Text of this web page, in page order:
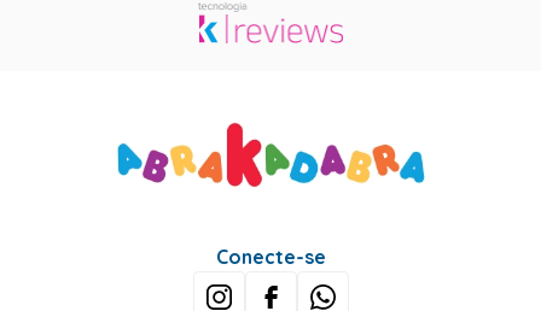
Conecte-se